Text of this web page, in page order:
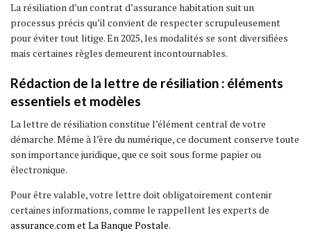
La résiliation d’un contrat d’assurance habitation suit un
processus précis qu’il convient de respecter scrupuleusement
pour éviter tout litige. En 2025, les modalités se sont diversifiées
mais certaines règles demeurent incontournables.
Rédaction de la lettre de résiliation : éléments
essentiels et modèles
La lettre de résiliation constitue l’élément central de votre
démarche. Même à l’ère du numérique, ce document conserve toute
son importance juridique, que ce soit sous forme papier ou
électronique.
Pour être valable, votre lettre doit obligatoirement contenir
certaines informations, comme le rappellent les experts de
assurance.com et La Banque Postale.